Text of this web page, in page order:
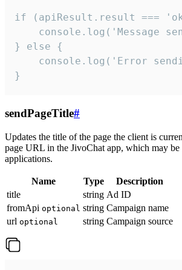
if (apiResult.result ===
console.log('Message
} else {
console.log('Error
}
sendPageTitle#
Updates the title of the page the client is
page URL in the JivoChat app, which may be
applications.
Name Type
Description
title
string Ad ID
fromApi optional string Campaign name
url optional string Campaign source